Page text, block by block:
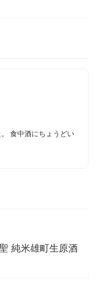
食中酒にちょうどい